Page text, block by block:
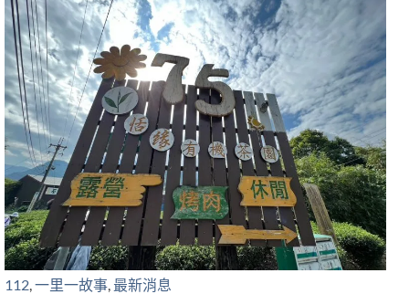
112,一里一故事, 最新消息